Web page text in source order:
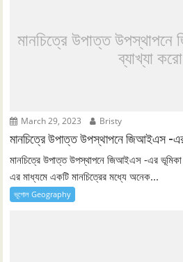
মানচিত্রে উপাত্ত
ব্যাখ্যা
March 29, 2023 Bristy
মানচিত্রে উপাত্ত উপস্থাপনে জিআইএস -এর
মানচিত্রে উপাত্ত উপস্থাপনে জিআইএস -এর
এর মাধ্যমে একটি মানচিত্রের মধ্যে অনেক...
ভূগোল Geography